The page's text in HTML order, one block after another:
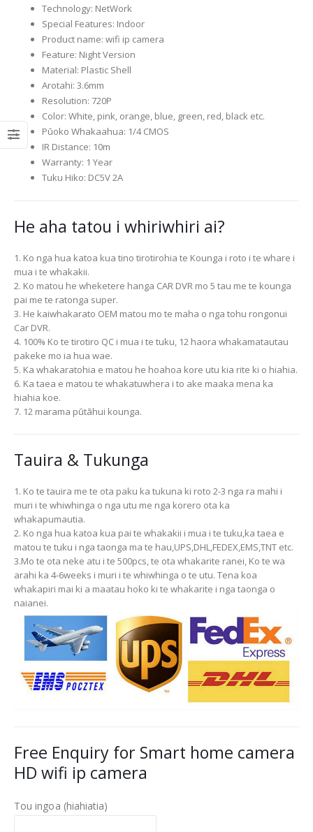
Technology: NetWork
Special Features: Indoor
Product name: wifi ip camera
Feature: Night Version
Material: Plastic Shell
Arotahi: 3.6mm
Resolution: 720P
Color: White pink orange blue green red black etc.
Pūoko Whakaahua: 1/4CMOS
IR Distance: 10m
Warranty: 1 Year
Tuku Hiko: DC5V 2A
He aha tatou i whiriwhiri ai?
1. Ko nga hua katoa kua tino tirotirohia te Kounga i roto i te whare i
mua i te whakakii.
2. Ko matou he wheketere hanga CAR DVR mo 5 tau me te kounga
pai me te ratonga super.
3. He kaiwhakarato OEM matou mo te maha o nga tohu rongonui
Car DVR.
4. 100% Ko te tirotiro QC i mua i te tuku, 12 haora whakamatautau
pakeke mo ia hua wae.
5. Ka whakaratohia e matou he hoahoa kore utu kia rite ki o hiahia.
6. Ka taea e matou te whakatuwhera i to ake maaka mena ka
hiahia koe.
7. 12 marama pūtāhui kounga.
Tauira & Tukunga
1. Ko te tauira me te ota paku ka tukuna ki roto 2-3 nga ra mahi i
muri i te whiwhinga o nga utu me nga korero ota ka
whakapumautia.
2. Ko nga hua katoa kua pai te whakakii i mua i te tuku,ka taea e
matou te tuku i nga taonga ma te hau,UPS,DHL,FEDEX,EMS,TNT etc.
3.Mo te ota neke atu i te 500pcs, te ota whakarite ranei, Ko te wa
arahi ka 4-6weeks i muri i te whiwhinga o te utu. Tena koa
whakapiri mai ki a maatau hoko ki te whakarite i nga taonga o
naianei.
Free Enquiry for Smart home camera
HD wifi ip camera
Tou ingoa (hiahiatia)